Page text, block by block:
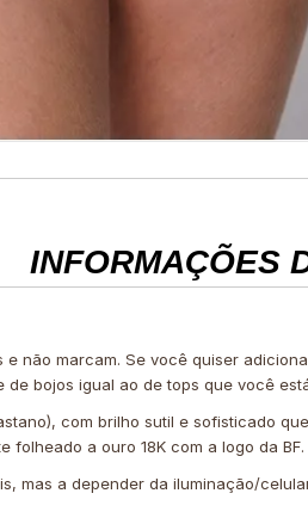
INFORMAÇÕES
não marcam. Se você quiser
bojos igual ao de tops que você
com brilho sutil e sofisticado
folheado a ouro 18K com a logo da BF.
mas a depender da iluminação/